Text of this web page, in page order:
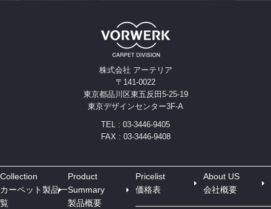
株式会社 アーテリア
〒141-0022
東京都品川区東五反田5-25-19
東京デザインセンター3F-A
TEL : 03-3446-9405
FAX : 03-3446-9408
Collection
カーペット製品一
覧
Product
Summary
製品概要
Pricelist
価格表
About US
会社概要